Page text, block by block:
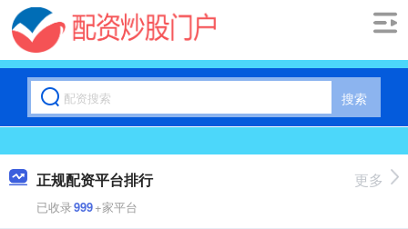
搜索
正规配资平台排行
已收录999+家平台
更多